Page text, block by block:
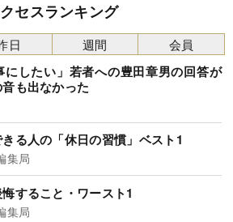
セスランキング
にしたい」若者への豊田章男の回答が
も出なかった
る人の「休日の習慣」ベスト1
集局
すること・ワースト1
集局
日 週間 会員